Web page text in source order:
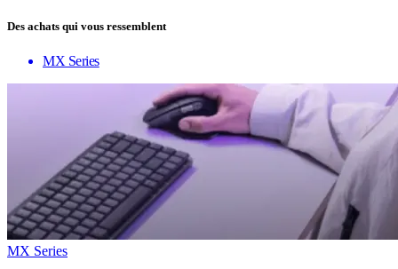
Des achats qui vous ressemblent
MX Series
MX Series